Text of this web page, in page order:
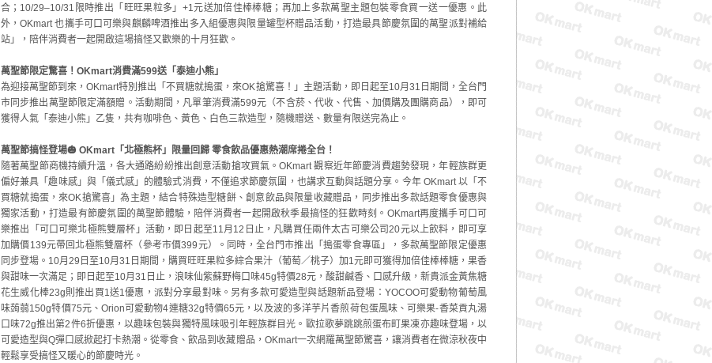
合；10/29–10/31限時推出「旺旺果粒多」+1元送加倍佳棒棒糖；再加上多款萬聖主題包裝零食買一送一優惠。此
外，OKmart 也攜手可口可樂與麒麟啤酒推出多入組優惠與限量罐型杯贈品活動，打造最具節慶氛圍的萬聖派對補給
站」，陪伴消費者一起開啟這場搞怪又歡樂的十月狂歡。
萬聖節限定驚喜！OKmart消費滿599送「泰迪小熊」
為迎接萬聖節到來，OKmart特別推出「不買糖就搗蛋，來OK搶驚喜！」主題活動，即日起至10月31日期間，全台門
市同步推出萬聖節限定滿額贈。活動期間，凡單筆消費滿599元（不含菸、代收、代售、加價購及團購商品），即可
獲得人氣「泰迪小熊」乙隻，共有咖啡色、黃色、白色三款造型，隨機贈送、數量有限送完為止。
萬聖節搞怪登場🎃 OKmart 「北極熊杯」限量回歸 零食飲品優惠熱潮席捲全台！
隨著萬聖節商機持續升溫，各大通路紛紛推出創意活動搶攻買氣。OKmart 觀察近年節慶消費趨勢發現，年輕族群更
偏好兼具「趣味感」與「儀式感」的體驗式消費，不僅追求節慶氛圍，也講求互動與話題分享。今年 OKmart 以「不
買糖就搗蛋，來OK搶驚喜」為主題，結合特殊造型糖餅、創意飲品與限量收藏贈品，同步推出多款話題零食優惠與
獨家活動，打造最有節慶氛圍的萬聖節體驗，陪伴消費者一起開啟秋季最搞怪的狂歡時刻。OKmart再度攜手可口可
樂推出「可口可樂北極熊雙層杯」活動，即日起至11月12日止，凡購買任兩件太古可樂公司20元以上飲料，即可享
加購價139元帶回北極熊雙層杯（參考市價399元）。同時，全台門市推出「搗蛋零食專區」，多款萬聖節限定優惠
同步登場。10月29日至10月31日期間，購買旺旺果粒多綜合果汁（葡萄／桃子）加1元即可獲得加倍佳棒棒糖，果香
與甜味一次滿足；即日起至10月31日止，浪味仙紫蘇野梅口味45g特價28元，酸甜鹹香、口感升級，新貴派金黃焦糖
花生威化棒23g則推出買1送1優惠，派對分享最對味。另有多款可愛造型與話題新品登場：YOCOO可愛動物葡萄風
味蒟蒻150g特價75元、Orion可愛動物4連糖32g特價65元，以及波的多洋芋片香煎荷包蛋風味、可樂果-香菜貢丸湯
口味72g推出第2件6折優惠，以趣味包裝與獨特風味吸引年輕族群目光。歐拉歌夢跳跳煎蛋布町果凍亦趣味登場，以
可愛造型與Q彈口感掀起打卡熱潮。從零食、飲品到收藏贈品，OKmart一次網羅萬聖節驚喜，讓消費者在微涼秋夜中
輕鬆享受搞怪又暖心的節慶時光。